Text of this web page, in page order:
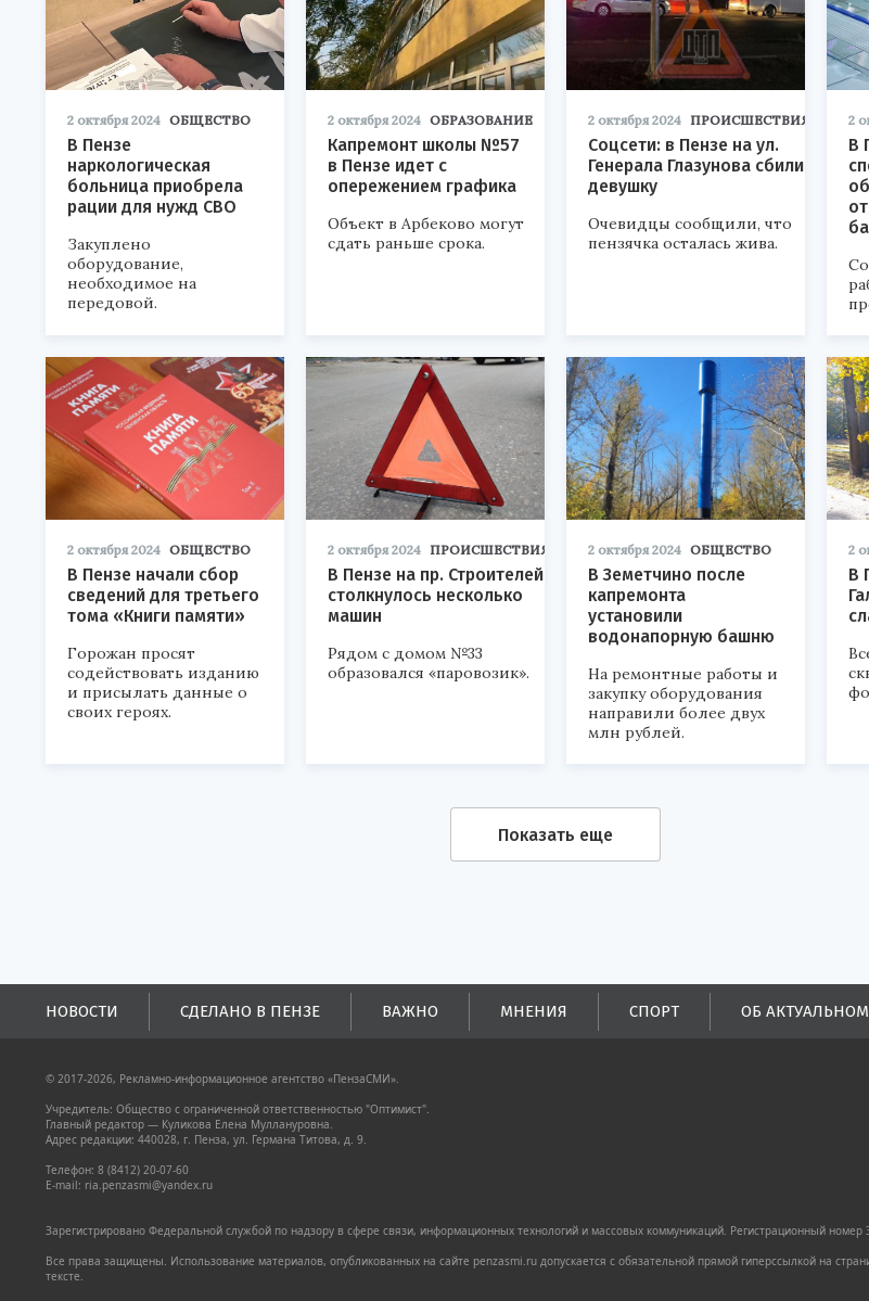
2 октября 2024 ОБЩЕСТВО
В Пензе
наркологическая
больница приобрела
рации для нужд СВО
Закуплено
оборудование,
необходимое на
передовой.
2 октября 2024 ОБРАЗОВАНИЕ
Капремонт школы №57
в Пензе идет с
опережением графика
Объект в Арбеково могут
сдать раньше срока.
2 октября 2024 ПРОИСШЕСТВИЯ
Соцсети: в Пензе на ул.
Генерала Глазунова сбили
девушку
Очевидцы сообщили, что
пензячка осталась жива.
2
В
2 октября 2024 ОБЩЕСТВО
В Пензе начали сбор
сведений для третьего
тома «Книги памяти»
Горожан просят
содействовать изданию
и присылать данные о
своих героях.
2 октября 2024 ПРОИСШЕСТВИЯ
В Пензе на пр. Строителей
столкнулось несколько
машин
Рядом с домом №33
образовался «паровозик».
2 октября 2024 ОБЩЕСТВО
В Земетчино после
капремонта
установили
водонапорную башню
На ремонтные работы и
закупку оборудования
направили более двух
млн рублей.
2
В
Показать еще
НОВОСТИ СДЕЛАНО В ПЕНЗЕ ВАЖНО МНЕНИЯ СПОРТ ОБ АКТУАЛЬНОМ
© 2017-2026, Рекламно-информационное агентство «ПензаСМИ».
Учредитель: Общество с ограниченной ответственностью "Оптимист".
Главный редактор — Куликова Елена Муллануровна.
Адрес редакции: 440028, г. Пенза, ул. Германа Титова, д. 9.
Телефон: 8 (8412) 20-07-60
E-mail: ria.penzasmi@yandex.ru
Зарегистрировано Федеральной службой по надзору в сфере связи, информационных технологий и массовых коммуникаций. Регистрационный
Все права защищены. Использование материалов, опубликованных на сайте penzasmi.ru допускается с обязательной прямой гиперссылкой на
тексте.